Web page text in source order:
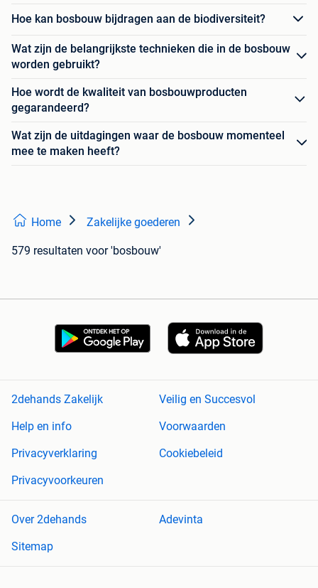
Hoe kan bosbouw bijdragen aan de biodiversiteit?
Wat zijn de belangrijkste technieken die in de bosbouw
worden gebruikt?
Hoe wordt de kwaliteit van bosbouwproducten
gegarandeerd?
Wat zijn de uitdagingen waar de bosbouw momenteel
mee te maken heeft?
Home Zakelijke goederen
579 resultaten voor 'bosbouw'
2dehands Zakelijk
Veilig en Succesvol
Help en info
Voorwaarden
Privacyverklaring
Cookiebeleid
Privacyvoorkeuren
Over 2dehands
Adevinta
Sitemap